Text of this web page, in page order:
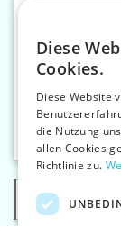
1
Kategorie
Diese
Cookies.
Diese Website
die Nutzung
allen Cookies
Richtlinie zu.